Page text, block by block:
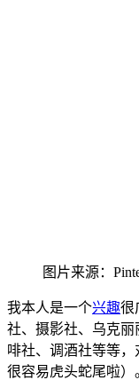
图片来源：
我本人是一个兴趣很
社、摄影社、乌克
啡社、调酒社等等，
很容易虎头蛇尾啦